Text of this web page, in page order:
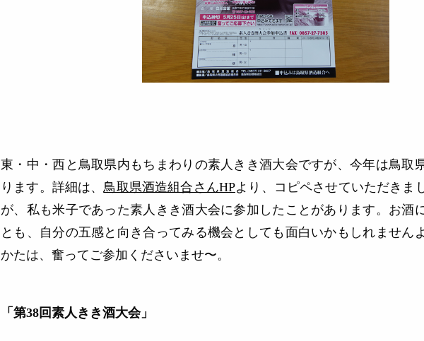
東・中・西と鳥取県内もちまわりの素人きき酒大会ですが、今年は鳥取
ります。詳細は、 鳥取県酒造組合さんHPより、コピペさせていただきま
が、私も米子であった素人きき酒大会に参加したことがあります。お酒
とも、自分の五感と向き合ってみる機会としても面白いかもしれません
かたは、奮ってご参加くださいませ〜。
「第38回素人きき酒大会」